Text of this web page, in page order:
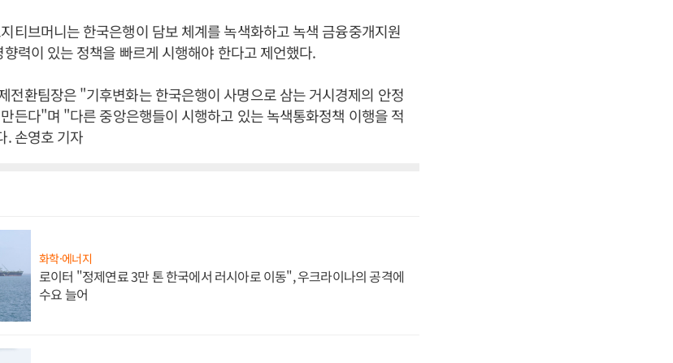
티브머니는 한국은행이 담보 체계를 녹색화하고 녹색 금융중개지원
력이 있는 정책을 빠르게 시행해야 한다고 제언했다.
전환팀장은 "기후변화는 한국은행이 사명으로 삼는 거시경제의 안정
든다"며 "다른 중앙은행들이 시행하고 있는 녹색통화정책 이행을 적
. 손영호 기자
화학·에너지
로이터 "정제연료 3만 톤 한국에서 러시아로 이동", 우크라이나의 공격에
수요 늘어